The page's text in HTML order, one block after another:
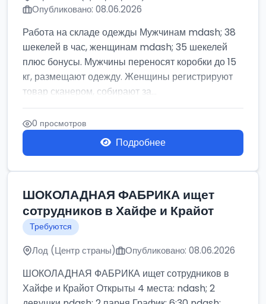
Опубликовано: 08.06.2026
Работа на складе одежды Мужчинам mdash; 38
шекелей в час, женщинам mdash; 35 шекелей
плюс бонусы. Мужчины переносят коробки до 15
кг, размещают одежду. Женщины регистрируют
товар сканером, собирают за...
0 просмотров
Подробнее
ШОКОЛАДНАЯ ФАБРИКА ищет
сотрудников в Хайфе и Крайот
Требуются
Лод (Центр страны) Опубликовано: 08.06.2026
ШОКОЛАДНАЯ ФАБРИКА ищет сотрудников в
Хайфе и Крайот Открыты 4 места: ndash; 2